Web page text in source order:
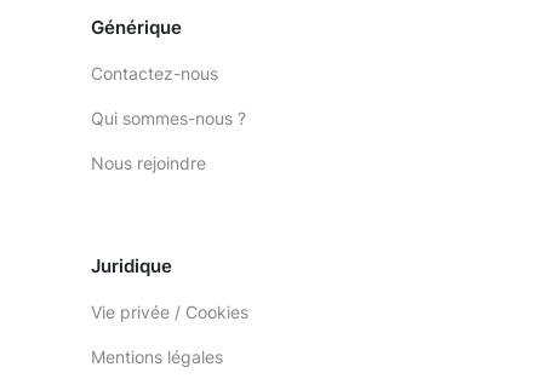
Générique
Contactez-nous
Qui sommes-nous ?
Nous rejoindre
Juridique
Vie privée / Cookies
Mentions légales